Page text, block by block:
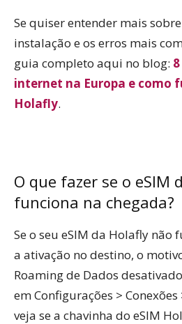
Se quiser entender mais
instalação e os erros mais
guia completo aqui no blog:
internet na Europa e como
Holafly.
O que fazer se o eSIM
funciona na chegada?
Se o seu eSIM da Holafly não
a ativação no destino, o
Roaming de Dados
em Configurações > Conexões
veja se a chavinha do eSIM